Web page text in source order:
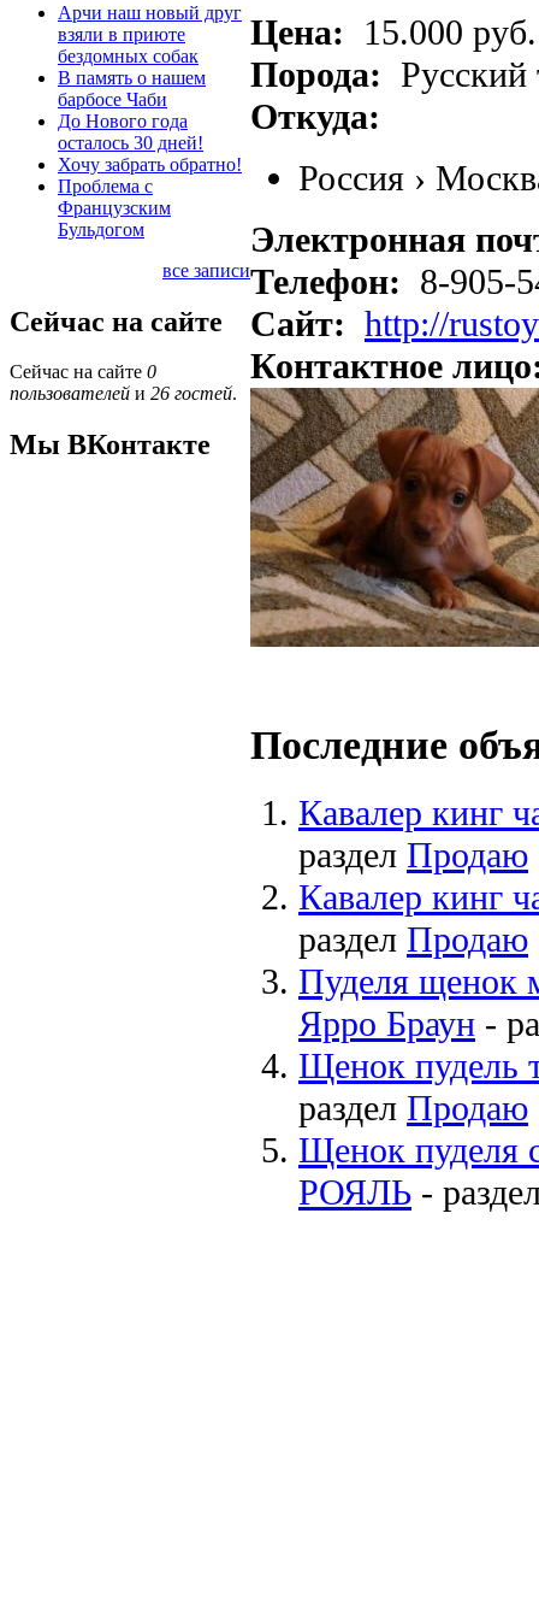
Арчи наш новый друг
взяли в приюте
бездомных собак
В память о нашем
барбосе Чаби
До Нового года
осталось 30 дней!
Хочу забрать обратно!
Проблема с
Французским
Бульдогом
все записи
Сейчас на сайте
Сейчас на сайте 0
пользователей и 26 гостей.
Мы ВКонтакте
Цена: 15.000 руб.
Порода: Русский
Откуда:
Россия ›
Электронная
Телефон: 8-905-
Сайт: http://
Контактное
Последние
Кавалер кинг
раздел Продаю
Кавалер кинг
раздел Продаю
Пуделя щенок
Ярро Браун -
Щенок пудель
раздел Продаю
Щенок
РОЯЛЬ -